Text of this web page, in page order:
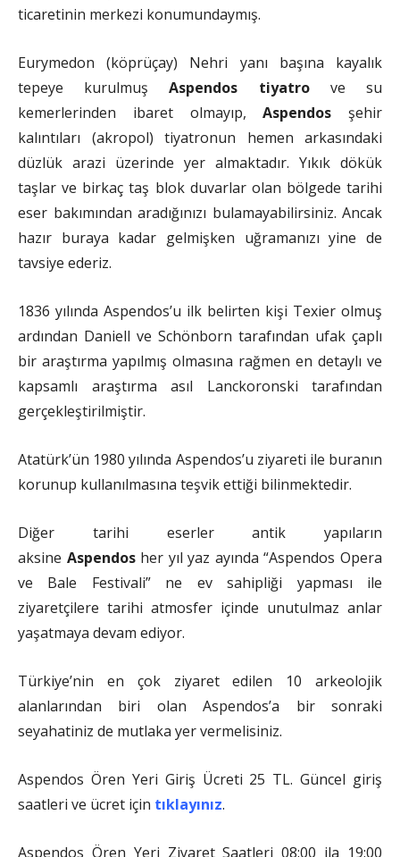
ticaretinin merkezi konumundaymış.
Eurymedon (köprüçay) Nehri yanı başına kayalık
tepeye kurulmuşAspendos tiyatrove su
kemerlerinden ibaret olmayıp,Aspendos şehir
kalıntıları (akropol) tiyatronun hemen arkasındaki
düzlük arazi üzerinde yer almaktadır. Yıkık dökük
taşlar ve birkaç taş blok duvarlar olan bölgede tarihi
eser bakımından aradığınızı bulamayabilirsiniz. Ancak
hazır buraya kadar gelmişken uğramanızı yine de
tavsiye ederiz.
1836 yılında Aspendos’u ilk belirten kişi Texier olmuş
ardından Daniell ve Schönborn tarafından ufak çaplı
bir araştırma yapılmış olmasına rağmen en detaylı ve
kapsamlı araştırma asıl Lanckoronski tarafından
gerçekleştirilmiştir.
Atatürk’ün 1980 yılında Aspendos’u ziyareti ile buranın
korunup kullanılmasına teşvik ettiği bilinmektedir.
Diğer tarihi eserler antik yapıların
aksine Aspendosher yıl yaz ayında “Aspendos Opera
ve Bale Festivali” ne ev sahipliği yapması ile
ziyaretçilere tarihi atmosfer içinde unutulmaz anlar
yaşatmaya devam ediyor.
Türkiye’nin en çok ziyaret edilen 10 arkeolojik
alanlarından biri olan Aspendos’a bir sonraki
seyahatiniz de mutlaka yer vermelisiniz.
Aspendos Ören Yeri Giriş Ücreti 25 TL. Güncel giriş
saatleri ve ücret için tıklayınız.
Aspendos Ören Yeri Ziyaret Saatleri 08:00 ila 19:00